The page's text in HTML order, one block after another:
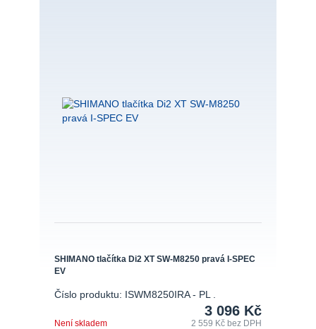
SHIMANO tlačítka Di2 XT SW-M8250 pravá I-SPEC
EV
Číslo produktu: ISWM8250IRA - PL .
3 096 Kč
2 559 Kčbez DPH
Není skladem